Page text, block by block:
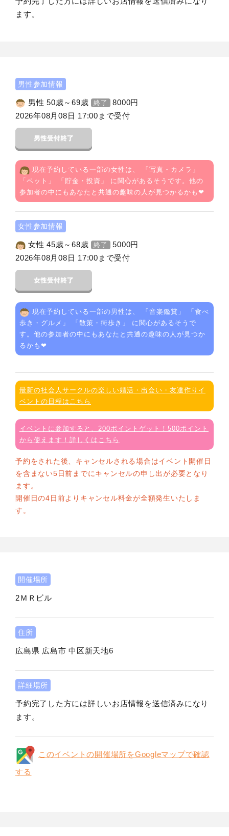
ます。
男性参加情報
男性 50歳～69歳 終了 8000円
2026年08月08日 17:00まで受付
現在予約している一部の女性は、 「 写真・カメラ 」
「 ペット 」 「 貯金・投資 」 に関心があるそうです。他の
参加者の中にもあなたと共通の趣味の人が見つかるかも❤
女性参加情報
女性 45歳～68歳 終了 5000円
2026年08月08日 17:00まで受付
現在予約している一部の男性は、 「 音楽鑑賞 」 「 食べ
歩き・グルメ 」 「 散策・街歩き 」 に関心があるそうで
す。他の参加者の中にもあなたと共通の趣味の人が見つか
るかも❤
最新の社会人サークルの楽しい婚活・出会い・友達作りイ
ベントの日程はこちら
イベントに参加すると、200ポイントゲット！500ポイント
から使えます！詳しくはこちら
予約をされた後、キャンセルされる場合はイベント開催日
を含まない5日前までにキャンセルの申し出が必要となり
ます。
開催日の4日前よりキャンセル料金が全額発生いたしま
す。
開催場所
2ＭＲビル
住所
広島県 広島市 中区新天地6
詳細場所
予約完了した方には詳しいお店情報を送信済みになり
ます。
このイベントの開催場所をGoogleマップで確認
する